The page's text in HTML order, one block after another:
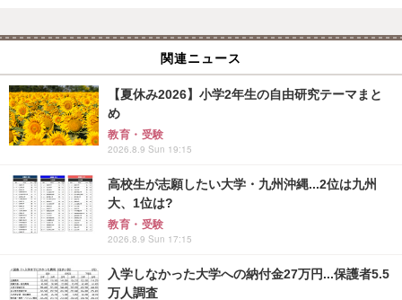
関連ニュース
【夏休み2026】小学2年生の自由研究テーマまと
め
教育・受験
2026.8.9 Sun 19:15
高校生が志願したい大学・九州沖縄...2位は九州
大、1位は?
教育・受験
2026.8.9 Sun 17:15
入学しなかった大学への納付金27万円...保護者5.5
万人調査